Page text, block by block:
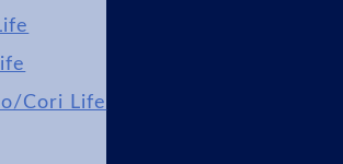
Cori Life